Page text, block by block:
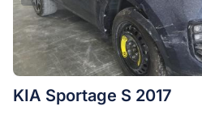
KIA Sportage S 2017